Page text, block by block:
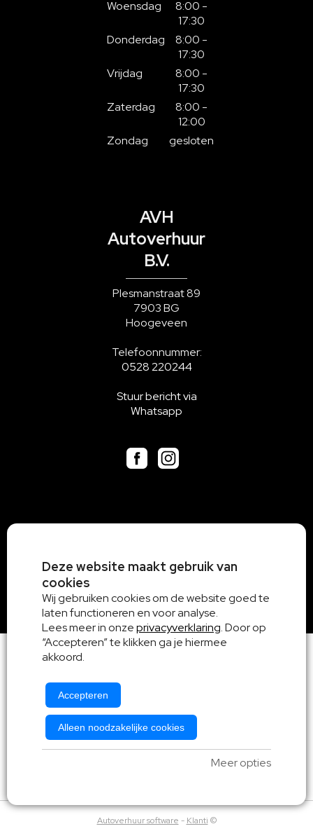
Woensdag
8:00 -
17:30
Donderdag
8:00 -
17:30
Vrijdag
8:00 -
17:30
Zaterdag
8:00 -
12:00
Zondag
gesloten
AVH
Autoverhuur
B.V.
Plesmanstraat 89
7903 BG
Hoogeveen
Telefoonnummer:
0528 220244
Stuur bericht via
Whatsapp
Autoverhuur software - Klanti ©
Deze website maakt gebruik van
cookies
Wij gebruiken cookies om de website goed te
laten functioneren en voor analyse.
Lees meer in onzeprivacyverklaring. Door op
“Accepteren” te klikken ga je hiermee
akkoord.
Accepteren
Alleen noodzakelijke cookies
Meer opties